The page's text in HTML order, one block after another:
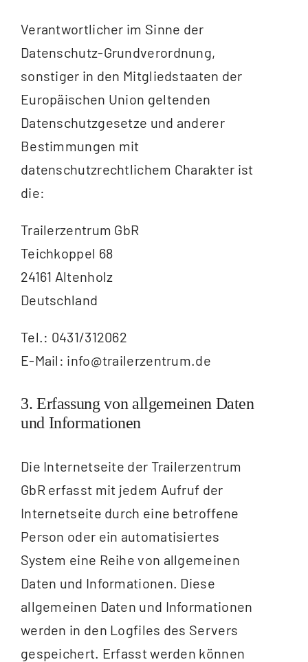
Verantwortlicher im Sinne der
Datenschutz-Grundverordnung,
sonstiger in den Mitgliedstaaten der
Europäischen Union geltenden
Datenschutzgesetze und anderer
Bestimmungen mit
datenschutzrechtlichem Charakter ist
die:
Trailerzentrum GbR
Teichkoppel 68
24161 Altenholz
Deutschland
Tel.: 0431/312062
E-Mail: info@trailerzentrum.de
3. Erfassung von allgemeinen Daten
und Informationen
Die Internetseite der Trailerzentrum
GbR erfasst mit jedem Aufruf der
Internetseite durch eine betroffene
Person oder ein automatisiertes
System eine Reihe von allgemeinen
Daten und Informationen. Diese
allgemeinen Daten und Informationen
werden in den Logfiles des Servers
gespeichert. Erfasst werden können